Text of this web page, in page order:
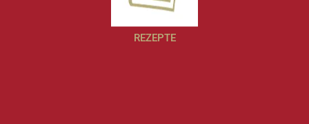
REZEPTE